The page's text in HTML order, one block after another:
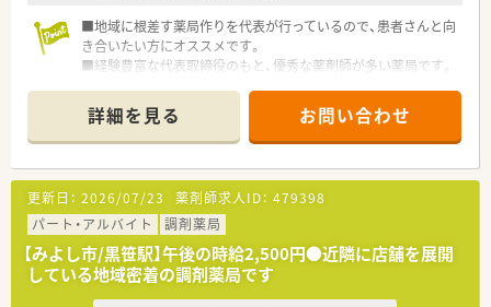
■地域に根差す薬局作りを代表が行っているので、患者さんと向
き合いたい方にオススメです。
■経験豊富な代表取締役のもと、優秀な薬剤師が多い薬局です。
■門前のクリニックのドクターとの連携も取れています。
詳細を見る お問い合わせ
更新日： 2026/07/23 薬剤師求人ID： 479398
パート・アルバイト
調剤薬局
【みよし市/黒笹駅】午後の時給2,500円●近隣に店舗を展開
している地域密着の調剤薬局です